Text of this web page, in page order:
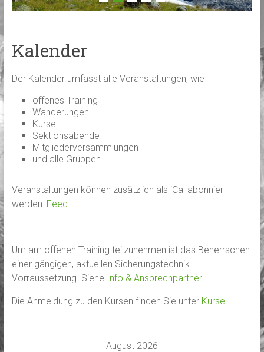
Kalender
Der Kalender umfasst alle Veranstaltungen, wie
offenes Training
Wanderungen
Kurse
Sektionsabende
Mitgliederversammlungen
und alle Gruppen.
Veranstaltungen können zusätzlich als iCal abonnier
werden: Feed
Um am offenen Training teilzunehmen ist das Beherrschen
einer gängigen, aktuellen Sicherungstechnik
Vorraussetzung. Siehe Info & Ansprechpartner
Die Anmeldung zu den Kursen finden Sie unter Kurse
August 2026